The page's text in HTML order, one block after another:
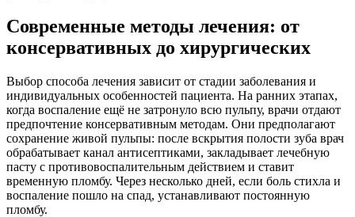
Современные методы лечения: от
консервативных до хирургических
Выбор способа лечения зависит от стадии заболевания и
индивидуальных особенностей пациента. На ранних этапах,
когда воспаление ещё не затронуло всю пульпу, врачи отдают
предпочтение консервативным методам. Они предполагают
сохранение живой пульпы: после вскрытия полости зуба врач
обрабатывает канал антисептиками, закладывает лечебную
пасту с противовоспалительным действием и ставит
временную пломбу. Через несколько дней, если боль стихла и
воспаление пошло на спад, устанавливают постоянную
пломбу.